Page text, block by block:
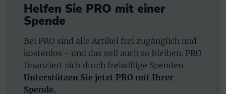
Helfen Sie PRO mit einer
Spende
Bei PRO sind alle Artikel frei zugänglich und
kostenlos - und das soll auch so bleiben. PRO
finanziert sich durch freiwillige Spenden.
Unterstützen Sie jetzt PRO mit Ihrer
Spende.